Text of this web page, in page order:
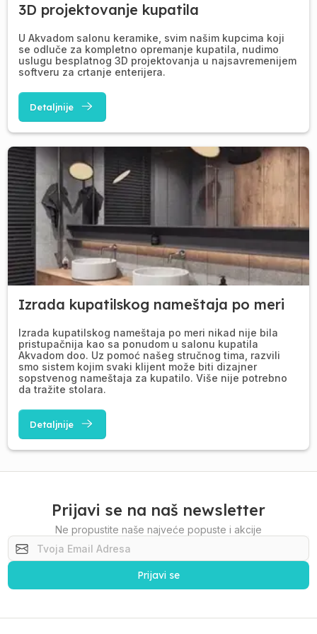
3D projektovanje kupatila
U Akvadom salonu keramike, svim našim kupcima koji
se odluče za kompletno opremanje kupatila, nudimo
uslugu besplatnog 3D projektovanja u najsavremenijem
softveru za crtanje enterijera.
Detaljnije
Izrada kupatilskog nameštaja po meri
Izrada kupatilskog nameštaja po meri nikad nije bila
pristupačnija kao sa ponudom u salonu kupatila
Akvadom doo. Uz pomoć našeg stručnog tima, razvili
smo sistem kojim svaki klijent može biti dizajner
sopstvenog nameštaja za kupatilo. Više nije potrebno
da tražite stolara.
Detaljnije
Prijavi se na naš newsletter
Ne propustite naše najveće popuste i akcije
Prijavi se